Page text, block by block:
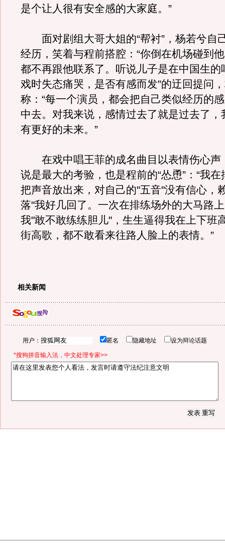
是个让人很有安全感的大家庭。”
面对剧组大哥大姐的“帮衬”，杨若兮自
经历，笑着与程前搭腔：“你倒在机场碰到
都不再跟他联系了。听说儿子是在中国生的
戏时失态痛哭，是否有感而发”的迂回提问
称：“每一个演员，都会把自己类似经历的
中去。对我来说，感情过去了就是过去了，
有更好的未来。”
在戏中唱王菲的成名曲目以表情伤心声
说是最大的考验，也是程前的“怂恿”：“我
把声音放出来，对自己的"五音"没有信心，
落"我好几回了。一次在排练场外的大马路
我"敢不敢练练胆儿"，生生逼得我在上下班
街高歌，都不敢看来往路人脸上的表情。”
相关新闻
用户： 匿名 隐藏地址 设为辩论话题
*搜狗拼音输入法，中文处理专家>>